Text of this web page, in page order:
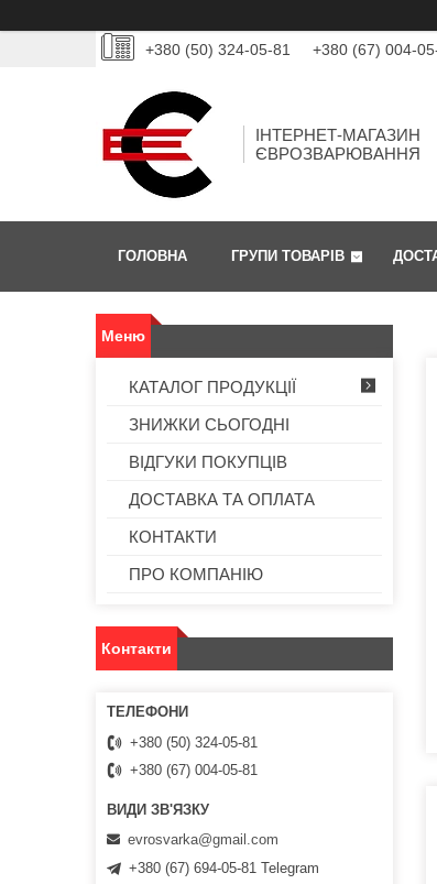
+380 (50) 324-05-81 +380 (67) 004-
ІНТЕРНЕТ-МАГАЗИН
ЄВРОЗВАРЮВАННЯ
ГОЛОВНА ГРУПИ ТОВАРІВ
КАТАЛОГ ПРОДУКЦІЇ
ЗНИЖКИ СЬОГОДНІ
ВІДГУКИ ПОКУПЦІВ
ДОСТАВКА ТА ОПЛАТА
КОНТАКТИ
ПРО КОМПАНІЮ
Контакти
+380 (50) 324-05-81
+380 (67) 004-05-81
evrosvarka@gmail.com
+380 (67) 694-05-81 Telegram